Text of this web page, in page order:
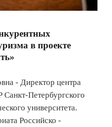
в проекте
- Директор центра
Петербургского
университета.
Российско -